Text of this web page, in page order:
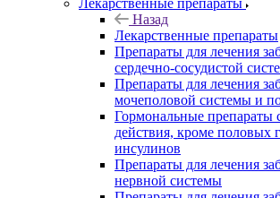
Лекарственные препараты
Назад
Лекарственные препараты
Препараты для лечения
сердечно-сосудистой
Препараты для лечения
мочеполовой системы и
Гормональные препараты
действия, кроме половых
инсулинов
Препараты для лечения
нервной системы